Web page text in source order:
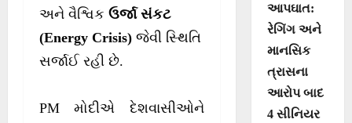
અને વૈશ્વિક ઉર્જા સંકટ
(Energy Crisis) જેવી સ્થિતિ
સર્જાઈ રહી છે.
PM મોદીએ દેશવાસીઓને
આપઘાત:
રેગિંગ અને
માનસિક
ત્રાસના
આરોપ બાદ
4 સીનિયર